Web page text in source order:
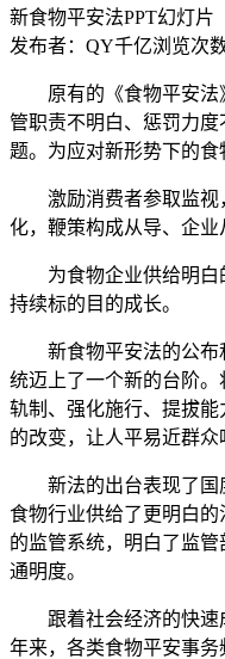
新食物平安法PPT幻灯片
发布者： QY千亿浏览次数
原有的《食物平安法
管职责不明白、惩罚力
题。为应对新形势下的食
激励消费者参取监视
化，鞭策构成从导、企业
为食物企业供给明白
持续标的目的成长。
新食物平安法的公布
统迈上了一个新的台阶
轨制、强化施行、提拔能
的改变，让人平易近群众
新法的出台表现了国
食物行业供给了更明白
的监管系统，明白了监
通明度。
跟着社会经济的快速
年来，各类食物平安事